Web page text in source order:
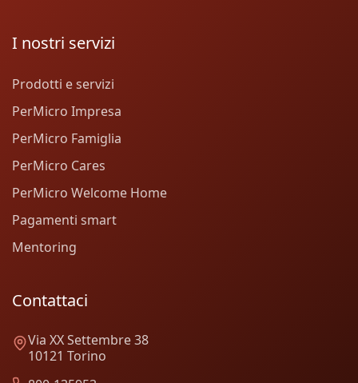
I nostri servizi
Prodotti e servizi
PerMicro Impresa
PerMicro Famiglia
PerMicro Cares
PerMicro Welcome Home
Pagamenti smart
Mentoring
Contattaci
Via XX Settembre 38
10121 Torino